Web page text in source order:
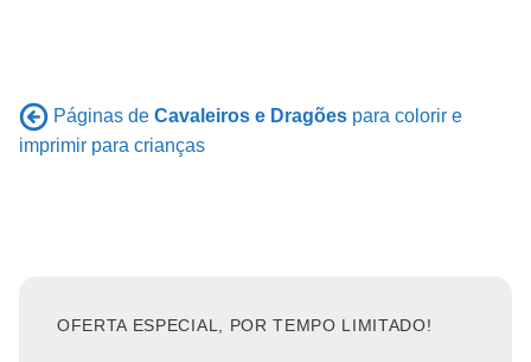
Páginas de Cavaleiros e Dragões para colorir e
imprimir para crianças
OFERTA ESPECIAL, POR TEMPO LIMITADO!